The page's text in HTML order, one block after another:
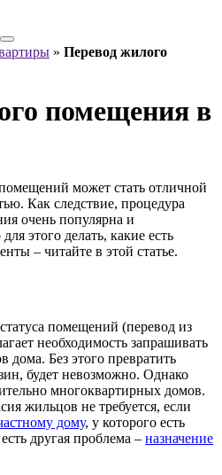
» Перевод жилого
помещения в
может стать отличной
Как следствие, процедура
очень популярна и
этого делать, какие есть
– читайте в этой статье.
помещений (перевод из
необходимость запрашивать
дома. Без этого превратить
будет невозможно. Однако
многоквартирных домов.
жильцов не требуется, если
дому, у которого есть
другая проблема – назначение